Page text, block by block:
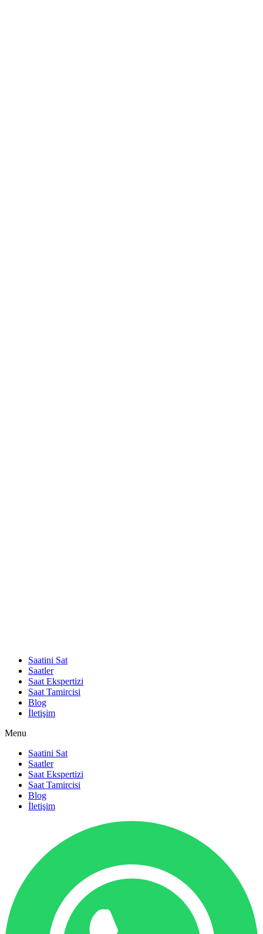
Saatini Sat
Saatler
Saat Ekspertizi
Saat Tamircisi
Blog
İletişim
Menu
Saatini Sat
Saatler
Saat Ekspertizi
Saat Tamircisi
Blog
İletişim